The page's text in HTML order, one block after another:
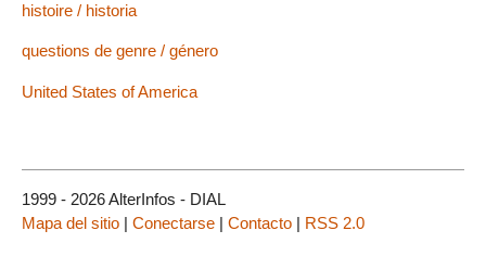
histoire / historia
questions de genre / género
United States of America
1999 - 2026 AlterInfos - DIAL
Mapa del sitio | Conectarse | Contacto | RSS 2.0